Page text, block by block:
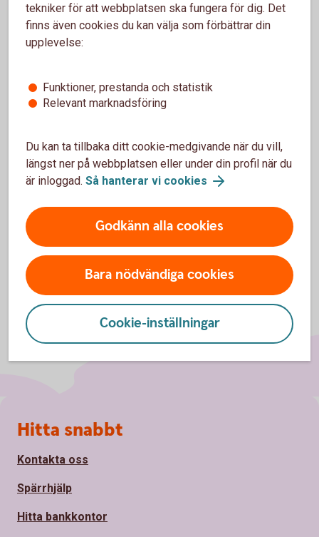
För överblick och affärer, dygnet runt, världen
över
och statistik.
Inställningar för cookies
tekniker för att webbplatsen ska fungera för dig. Det
finns även cookies du kan välja som förbättrar din
upplevelse:
Funktioner, prestanda och statistik
Relevant marknadsföring
Du kan ta tillbaka ditt cookie-medgivande när du vill,
längst ner på webbplatsen eller under din profil när du
är inloggad. Så hanterar vi cookies
Godkänn alla cookies
Bara nödvändiga cookies
Cookie-inställningar
Sidfot
Hitta snabbt
Kontakta oss
Spärrhjälp
Hitta bankkontor